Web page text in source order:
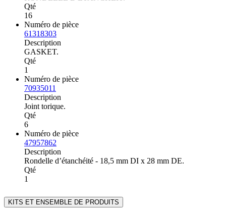
Qté
16
Numéro de pièce
61318303
Description
GASKET.
Qté
1
Numéro de pièce
70935011
Description
Joint torique.
Qté
6
Numéro de pièce
47957862
Description
Rondelle d’étanchéité - 18,5 mm DI x 28 mm DE.
Qté
1
KITS ET ENSEMBLE DE PRODUITS